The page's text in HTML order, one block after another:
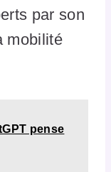
par son
mobilité
pense